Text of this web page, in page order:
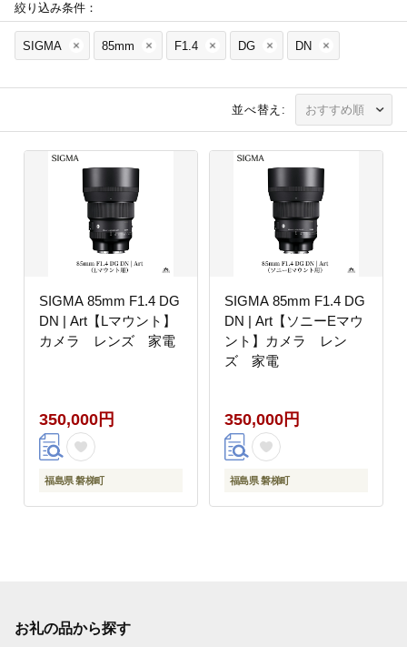
絞り込み条件：
SIGMA 85mm F1.4 DG DN
並べ替え:
SIGMA 85mm F1.4 DG
DN | Art【Lマウント】
カメラ レンズ 家電
350,000円
福島県 磐梯町
SIGMA 85mm F1.4 DG
DN | Art【ソニーEマウ
ント】カメラ レン
ズ 家電
350,000円
福島県 磐梯町
お礼の品から探す